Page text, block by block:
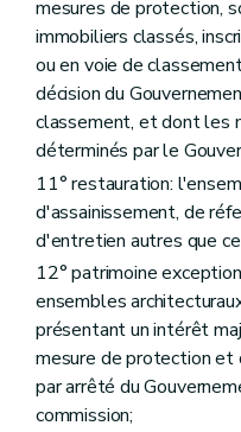
Art.
Art.
Art.
Art.
Art. 500
Art.
Art.
Art.
Sous-
Art.
Sous-
Art.
Sous-
Art.
Sous-
Art.
Art.
mesures de protection,
immobiliers classés,
ou en voie de
décision du
classement, et dont les
déterminés par le
11° restauration:
d'assainissement, de
d'entretien autres que
12° patrimoine
ensembles
présentant un intérêt
mesure de protection
par arrêté du
commission;